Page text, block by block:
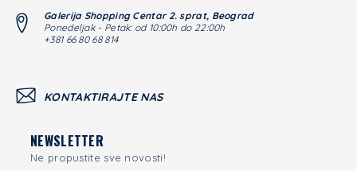
Galerija Shopping Centar 2. sprat, Beograd
Ponedeljak - Petak: od 10:00h do 22:00h
+381 66 80 68 814
KONTAKTIRAJTE NAS
NEWSLETTER
Ne propustite sve novosti!